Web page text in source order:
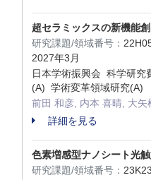
超セラミックスの新機能
研究課題/領域番号：
2027年3月
日本学術振興会 科学研究
(A) 学術変革領域研究(A)
前田 和彦, 内本 喜晴, 大矢
詳細を見る
色素増感型ナノシート光
研究課題/領域番号：